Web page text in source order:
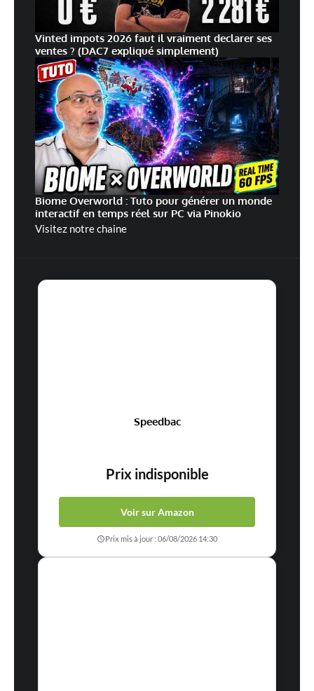
Vinted impots 2026 faut il vraiment declarer ses
ventes ? (DAC7 expliqué simplement)
Biome Overworld : Tuto pour générer un monde
interactif en temps réel sur PC via Pinokio
Visitez notre chaine
Speedbac
Prix indisponible
Voir sur Amazon
Prix mis à jour : 06/08/2026 14:30